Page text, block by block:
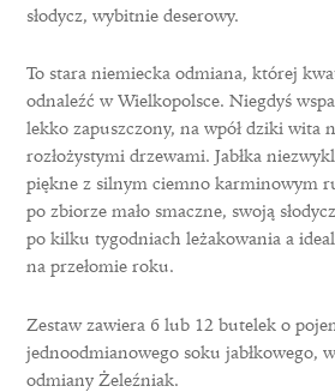
135,00 zł
245,00 zł
słodycz, wybitnie deserowy.
To stara niemiecka odmiana, której
odnaleźć w Wielkopolsce. Niegdyś
lekko zapuszczony, na wpół dziki wita
rozłożystymi drzewami. Jabłka
piękne z silnym ciemno karminowym
po zbiorze mało smaczne, swoją
po kilku tygodniach leżakowania a
na przełomie roku.
Zestaw zawiera 6 lub 12 butelek o
jednoodmianowego soku jabłkowego,
odmiany Żeleźniak.